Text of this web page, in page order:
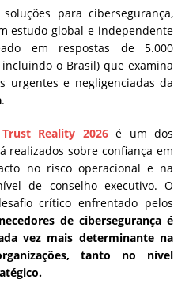
para cibersegurança,
estudo global e independente
em respostas de 5.000
o Brasil) que examina
urgentes e negligenciadas da
.
Reality 2026é um dos
realizados sobre confiança em
no risco operacional e na
de conselho executivo. O
crítico enfrentado pelos
de cibersegurança é
vez mais determinante na
tanto no nível